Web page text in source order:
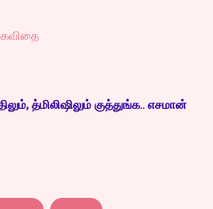
கவிதை
த்மிலிஷிலும் குத்துங்க.. எசமான்